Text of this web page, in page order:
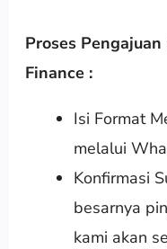
Proses
Finance :
Isi Format
melalui
Konfirmasi
besarnya
kami akan